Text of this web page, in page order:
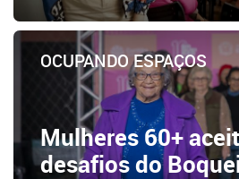
OCUPANDO ESPAÇOS
Mulheres 60+
desafios do